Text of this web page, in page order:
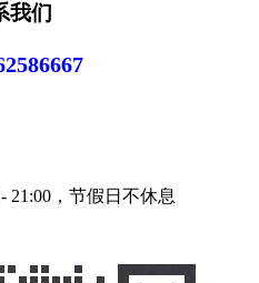
我们
21:00，节假日不休息